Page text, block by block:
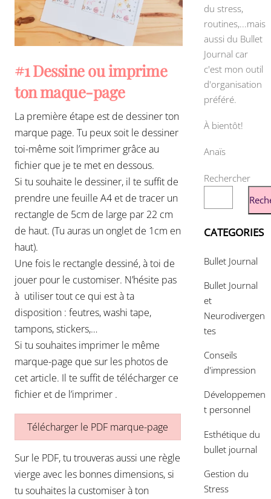
#1 Dessine ou imprime
ton maque-page
La première étape est de dessiner ton
marque page. Tu peux soit le dessiner
toi-même soit l’imprimer grâce au
fichier que je te met en dessous.
Si tu souhaite le dessiner, il te suffit de
prendre une feuille A4 et de tracer un
rectangle de 5cm de large par 22 cm
de haut. (Tu auras un onglet de 1cm en
haut).
Une fois le rectangle dessiné, à toi de
jouer pour le customiser. N’hésite pas
à utiliser tout ce qui est à ta
disposition : feutres, washi tape,
tampons, stickers,…
Si tu souhaites imprimer le même
marque-page que sur les photos de
cet article. Il te suffit de télécharger ce
fichier et de l’imprimer .
Télécharger le PDF marque-page
Sur le PDF, tu trouveras aussi une règle
vierge avec les bonnes dimensions, si
tu souhaites la customiser à ton
du stress,
routines,...mais
aussi du Bullet
Journal car
c'est mon outil
d'organisation
préféré.
À bientôt!
Anaïs
Rechercher
CATEGORIES
Bullet Journal
Bullet Journal
et
Neurodivergen
tes
Conseils
d'impression
Développemen
t personnel
Esthétique du
bullet journal
Gestion du
Stress